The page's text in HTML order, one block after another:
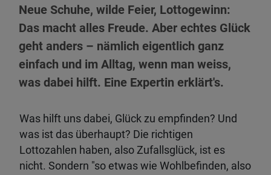
Neue Schuhe, wilde Feier, Lottogewinn:
Das macht alles Freude. Aber echtes Glück
geht anders – nämlich eigentlich ganz
einfach und im Alltag, wenn man weiss,
was dabei hilft. Eine Expertin erklärt's.
Was hilft uns dabei, Glück zu empfinden? Und
was ist das überhaupt? Die richtigen
Lottozahlen haben, also Zufallsglück, ist es
nicht. Sondern "so etwas wie Wohlbefinden, also